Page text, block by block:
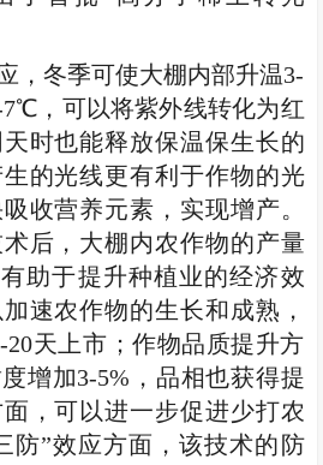
，冬季可使大棚内部升温3-
，可以将紫外线转化为红
时也能释放保温保生长的
的光线更有利于作物的光
收营养元素，实现增产。
后，大棚内农作物的产量
助于提升种植业的经济效
速农作物的生长和成熟，
20天上市；作物品质提升方
增加3-5%，品相也获得提
，可以进一步促进少打农
防”效应方面，该技术的防